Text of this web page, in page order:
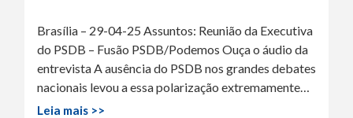
Brasília – 29-04-25 Assuntos: Reunião da Executiva
do PSDB – Fusão PSDB/Podemos Ouça o áudio da
entrevista A ausência do PSDB nos grandes debates
nacionais levou a essa polarização extremamente…
Leia mais >>